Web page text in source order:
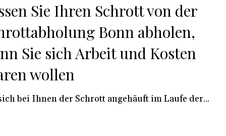
Sie Ihren Schrott von der
Bonn abholen,
Sie sich Arbeit und Kosten
wollen
bei Ihnen der Schrott angehäuft im Laufe der...